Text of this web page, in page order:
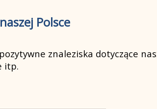
Polsce
znaleziska dotyczące
itp.